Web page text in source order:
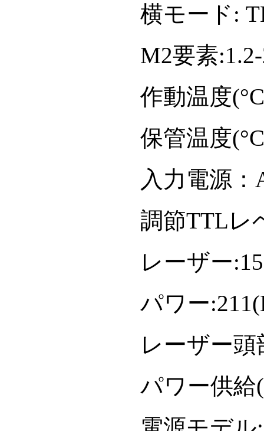
横モード:
M2要素
作動温度
保管温度
入力電源
調節TTLレ
レーザー
パワー
レーザー頭
パワー供給